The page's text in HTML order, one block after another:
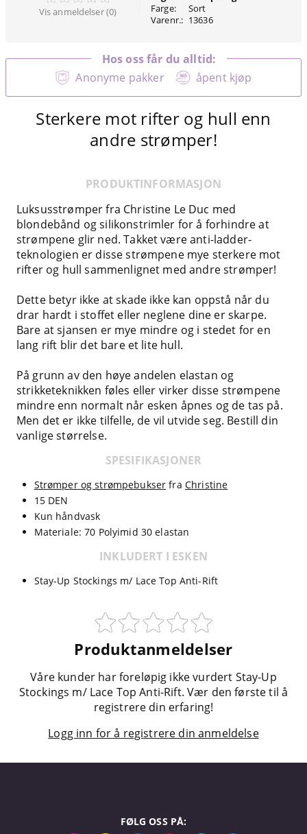
Vis anmeldelser (0)
Farge:
Varenr.:
Sort
13636
Anonyme pakker åpent kjøp
Hos oss får du alltid:
Sterkere mot rifter og hull enn
andre strømper!
PRODUKTINFORMASJON
Luksusstrømper fra Christine Le Duc med
blondebånd og silikonstrimler for å forhindre at
strømpene glir ned. Takket være anti-ladder-
teknologien er disse strømpene mye sterkere mot
rifter og hull sammenlignet med andre strømper!
Dette betyr ikke at skade ikke kan oppstå når du
drar hardt i stoffet eller neglene dine er skarpe.
Bare at sjansen er mye mindre og i stedet for en
lang rift blir det bare et lite hull.
På grunn av den høye andelen elastan og
strikketeknikken føles eller virker disse strømpene
mindre enn normalt når esken åpnes og de tas på.
Men det er ikke tilfelle, de vil utvide seg. Bestill din
vanlige størrelse.
SPESIFIKASJONER
Strømper og strømpebukser fra Christine
15 DEN
Kun håndvask
Materiale: 70 Polyimid 30 elastan
INKLUDERT I ESKEN
Stay-Up Stockings m/ Lace Top Anti-Rift
Produktanmeldelser
Våre kunder har foreløpig ikke vurdert Stay-Up
Stockings m/ Lace Top Anti-Rift. Vær den første til å
registrere din erfaring!
Logg inn for å registrere din anmeldelse
FØLG OSS PÅ: